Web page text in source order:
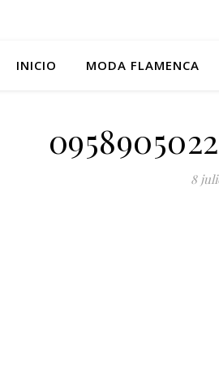
INICIO MODA FLAMENCA
8